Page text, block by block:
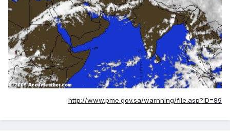
http://www.pme.gov.sa/warnning/file.asp?ID=89